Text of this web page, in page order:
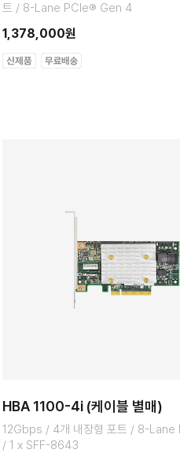
트 / 8-Lane PCIe® Gen 4
1,378,000원
HBA 1100-4i (케이블 별매)
12Gbps / 4개 내장형 포트 / 8-Lane
/ 1 x SFF-8643